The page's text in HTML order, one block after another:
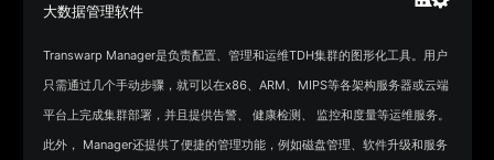
大数据管理软件
Transwarp Manager是负责配置、管理和运维TDH集群的图形化工具。用户
只需通过几个手动步骤，就可以在x86、ARM、MIPS等各架构服务器或云端
平台上完成集群部署，并且提供告警、 健康检测、 监控和度量等运维服务。
此外， Manager还提供了便捷的管理功能，例如磁盘管理、软件升级和服务